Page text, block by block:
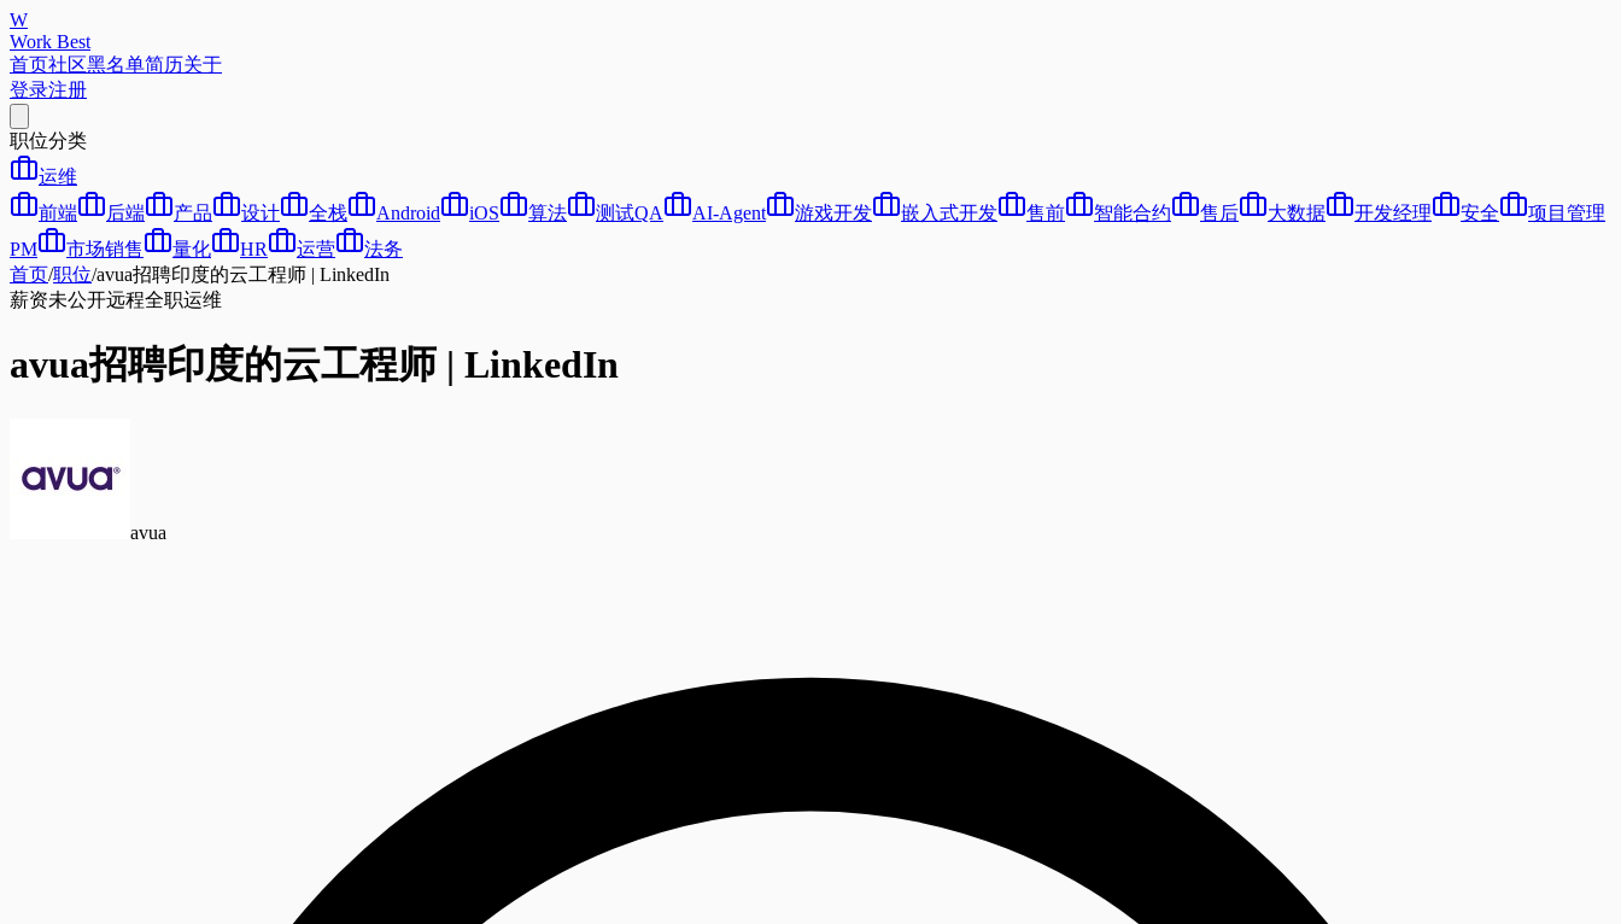
W
Work Best
首页社区黑名单简历关于
登录注册
职位分类
运维
前端
后端 产品 设计 全栈 Android iOS 算法 测试QA AI-Agent 游戏开发 嵌入式开发 售前 智能合约 售后 大数据 开发经理 安全
项目管理
PM
市场销售 量化 HR 运营
法务
首页/职位/avua招聘印度的云工程师 | LinkedIn
薪资未公开远程全职运维
avua招聘印度的云工程师 | LinkedIn
avua